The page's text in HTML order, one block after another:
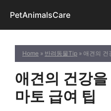
content
PetAnimalsCare
Home » 반려동물Tip » 애견의 건
애견의 건강
마토 급여 팁